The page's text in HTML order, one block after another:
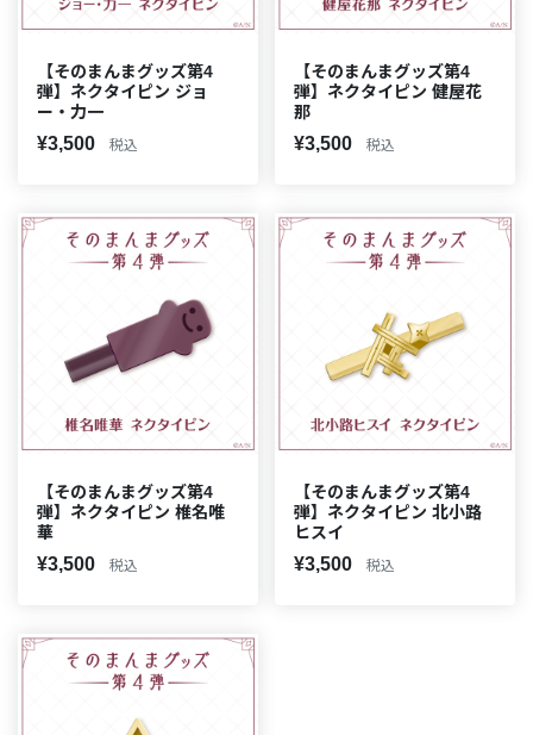
【そのまんまグッズ第4
弾】ネクタイピン ジョ
ー・力一
¥3,500 税込
【そのまんまグッズ第4
弾】ネクタイピン 健屋花
那
¥3,500 税込
【そのまんまグッズ第4
弾】ネクタイピン 椎名唯
華
¥3,500 税込
【そのまんまグッズ第4
弾】ネクタイピン 北小路
ヒスイ
¥3,500 税込